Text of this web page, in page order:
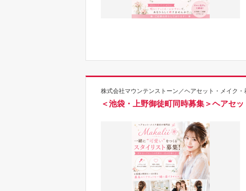
株式会社マウンテンストーン／ヘアセット・メイク
＜池袋・上野御徒町同時募集＞ヘアセ